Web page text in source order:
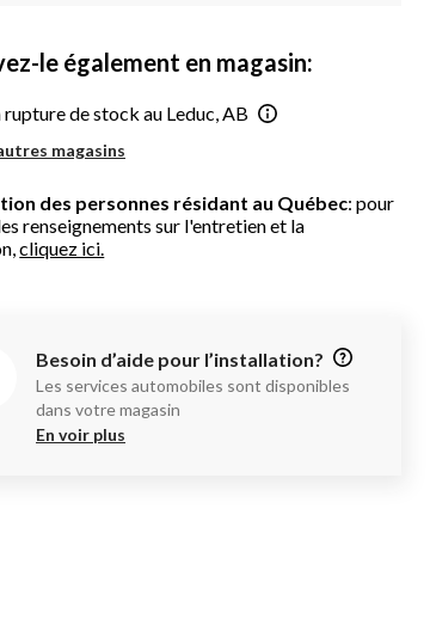
le également en magasin:
rupture de stock au Leduc, AB
magasins
des personnes résidant au Québec: pour
renseignements sur l'entretien et la
cliquez ici.
Besoin d’aide pour l’installation?
Les services automobiles sont disponibles
dans votre magasin
En voir plus